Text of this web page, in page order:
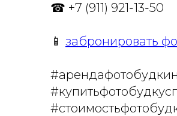
☎ +7 (911) 921-13-50
📱 забронировать